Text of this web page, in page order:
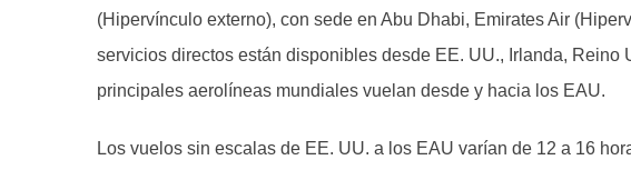
(Hipervínculo externo), con sede en Abu Dhabi, Emirates Air
servicios directos están disponibles desde EE. UU., Irlanda,
principales aerolíneas mundiales vuelan desde y hacia los EAU.
Los vuelos sin escalas de EE. UU. a los EAU varían de 12 a 16